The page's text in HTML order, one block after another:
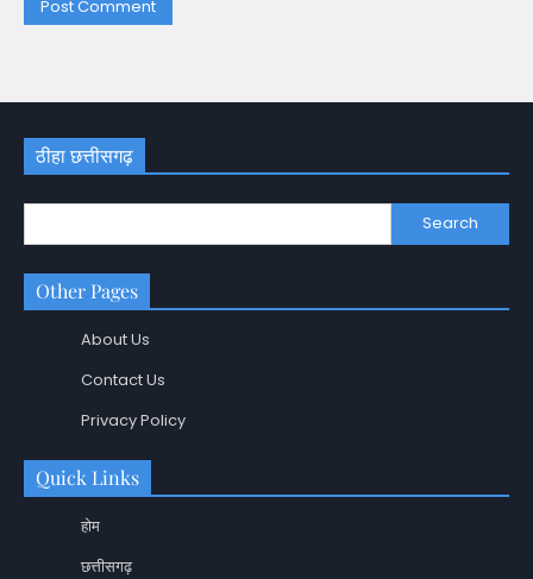
ठीहा छत्तीसगढ़
Search
Other Pages
About Us
Contact Us
Privacy Policy
Quick Links
होम
छत्तीसगढ़